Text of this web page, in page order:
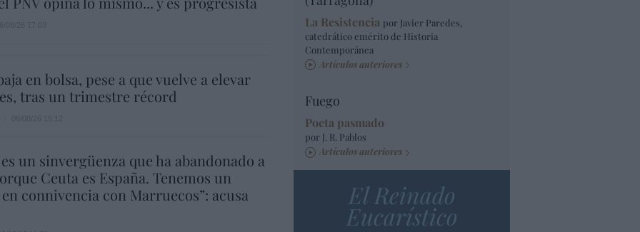
en bolsa, pese a que vuelve a elevar
tras un trimestre récord
un sinvergüenza que ha abandonado a
Ceuta es España. Tenemos un
connivencia con Marruecos”: acusa
La Resistencia por Javier Paredes,
catedrático emérito de Historia
Contemporánea
Artículos anteriores
Fuego
Poeta pasmado
por J. R. Pablos
Artículos anteriores
El Reinado
Eucarístico